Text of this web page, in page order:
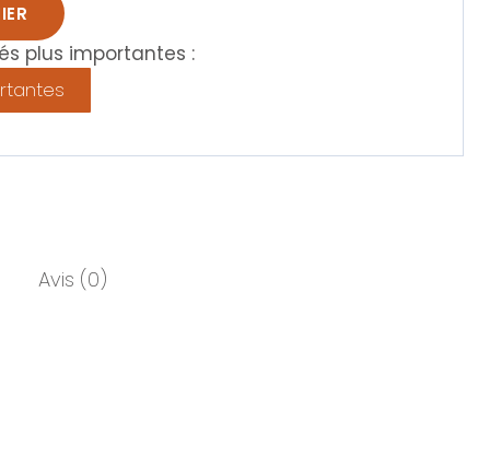
plus importantes :
Avis (0)